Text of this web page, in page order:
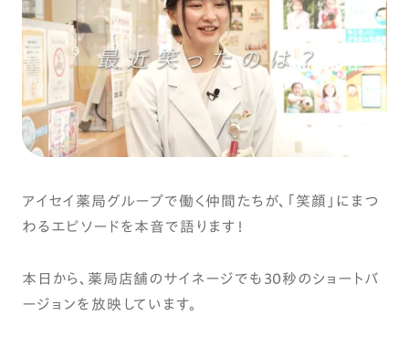
アイセイ薬局グループで働く仲間たちが、「笑顔」にまつ
わるエピソードを本音で語ります！
本日から、薬局店舗のサイネージでも30秒のショートバ
ージョンを放映しています。